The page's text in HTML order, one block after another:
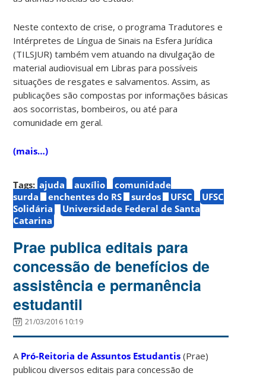
Neste contexto de crise, o programa Tradutores e
Intérpretes de Língua de Sinais na Esfera Jurídica
(TILSJUR) também vem atuando na divulgação de
material audiovisual em Libras para possíveis
situações de resgates e salvamentos. Assim, as
publicações são compostas por informações básicas
aos socorristas, bombeiros, ou até para
comunidade em geral.
(mais…)
Tags: ajuda auxílio
comunidade
surda
enchentes do RS surdos UFSC
UFSC
Solidária
Universidade Federal de Santa
Catarina
Prae publica editais para
concessão de benefícios de
assistência e permanência
estudantil
21/03/2016 10:19
A Pró-Reitoria de Assuntos Estudantis (Prae)
publicou diversos editais para concessão de